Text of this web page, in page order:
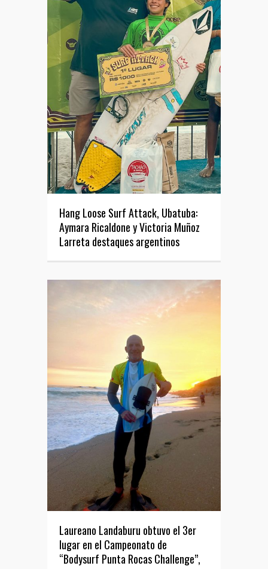
Hang Loose Surf Attack, Ubatuba:
Aymara Ricaldone y Victoria Muñoz
Larreta destaques argentinos
Laureano Landaburu obtuvo el 3er
lugar en el Campeonato de
“Bodysurf Punta Rocas Challenge”,